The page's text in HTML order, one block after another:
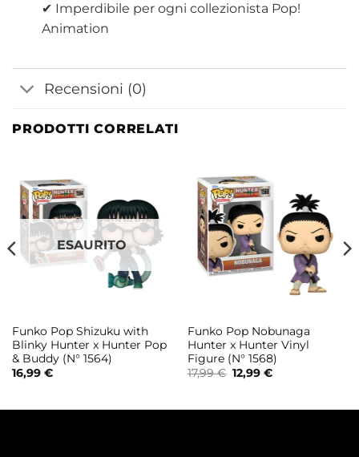
✔ Imperdibile per ogni collezionista Pop!
Animation
Recensioni (0)
PRODOTTI CORRELATI
ESAURITO
Funko Pop Shizuku with
Blinky Hunter x Hunter Pop
& Buddy (N° 1564)
16,99 €
Funko Pop Nobunaga
Hunter x Hunter Vinyl
Figure (N° 1568)
17,99€ Il
prezzo
17,99 €.
12,99 €Il
12,99 €.